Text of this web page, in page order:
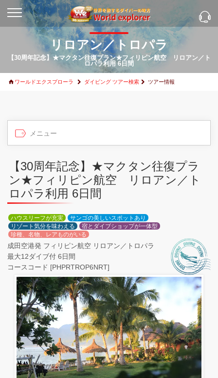
リロアン／トロパラ
【30周年記念】★マクタン往復プラン★フィリピン航空 リロアン／ト
ロパラ利用 6日間
ワールドエクスプローラ ダイビング ツアー検索 ツアー情報
【30周年記念】★マクタン往復プラ
ン★フィリピン航空 リロアン／ト
ロパラ利用 6日間
ハウスリーフが充実
サンゴの美しいスポットあり
リゾート気分を味わえる
宿とダイブショップが一体型
珍種、名物、レアものがいる
成田空港発 フィリピン航空 リロアン／トロパラ
最大12ダイブ付 6日間
コースコード [PHPRTROP6NRT]